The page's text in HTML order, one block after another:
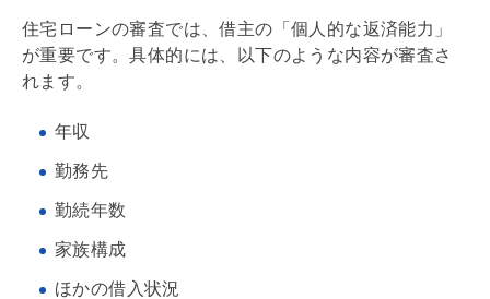
住宅ローンの審査では、借主の「個人的な返済能力 」
が重要です。具体的には、以下のような内容が審査さ
れます。
年収
勤務先
勤続年数
家族構成
ほかの借入状況